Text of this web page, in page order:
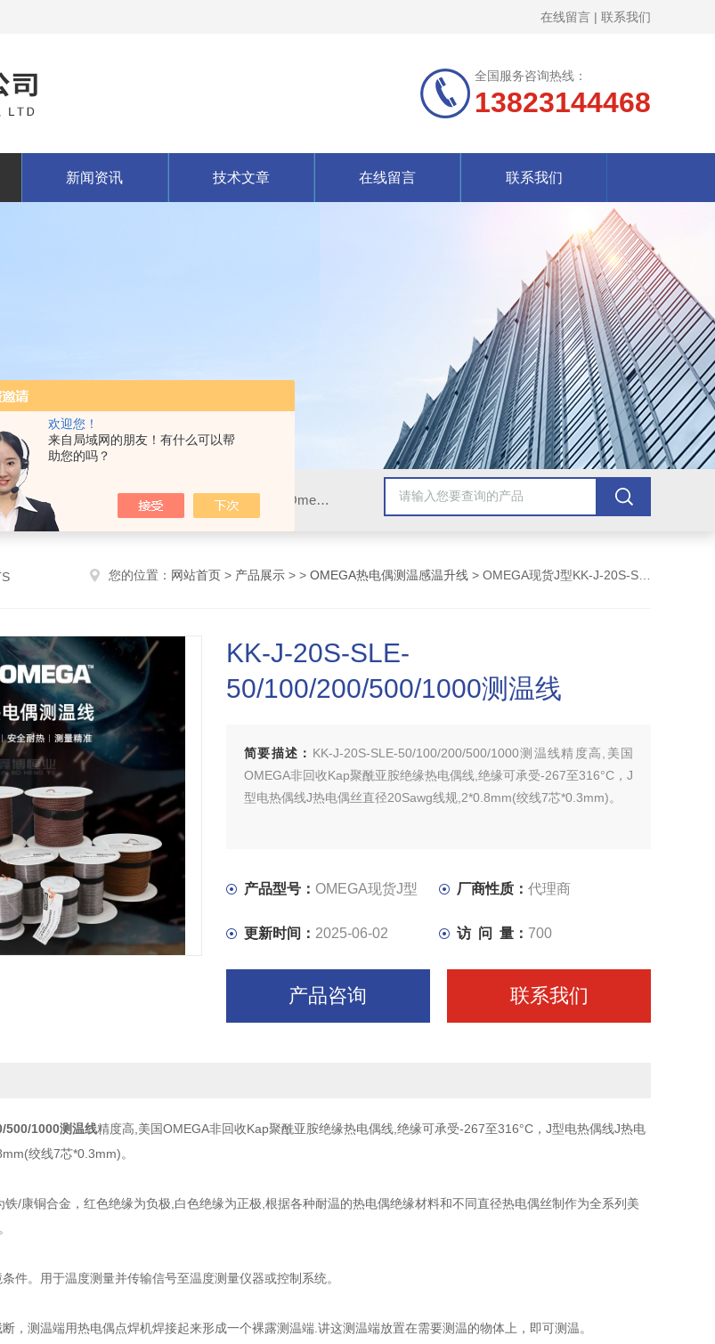
欢迎您！
来自局域网的朋友！有什么可以帮
助您的吗？
在线留言 | 联系我们
全国服务咨询热线：
13823144468
新闻资讯 技术文章 在线留言 联系我们
Omega插头,Omega测温线,热电偶测温线,热电偶线,铠装热电偶,热电偶连接器,热电偶插头,Omega热电偶线,T型热电偶线,TMC测温纸
您的位置： 网站首页 > 产品展示 > > OMEGA热电偶测温感温升线 > OMEGA现货J型KK-J-20S-SLE-50/100/200/500/1000测温线
KK-J-20S-SLE-
50/100/200/500/1000测温线
简要描述： KK-J-20S-SLE-50/100/200/500/1000测温线精度高,美国
OMEGA非回收Kap聚酰亚胺绝缘热电偶线,绝缘可承受-267至316°C，J
型电热偶线J热电偶丝直径20Sawg线规,2*0.8mm(绞线7芯*0.3mm)。
产品型号： OMEGA现货J型 厂商性质： 代理商
更新时间： 2025-06-02 访 问 量： 700
产品咨询 联系我们
500/1000测温线精度高,美国OMEGA非回收Kap聚酰亚胺绝缘热电偶线,绝缘可承受-267至316°C，J型电热偶线J热电
绞线7芯*0.3mm)。
/康铜合金，红色绝缘为负极,白色绝缘为正极,根据各种耐温的热电偶绝缘材料和不同直径热电偶丝制作为全系列美
件。用于温度测量并传输信号至温度测量仪器或控制系统。
，测温端用热电偶点焊机焊接起来形成一个裸露测温端.讲这测温端放置在需要测温的物体上，即可测温。